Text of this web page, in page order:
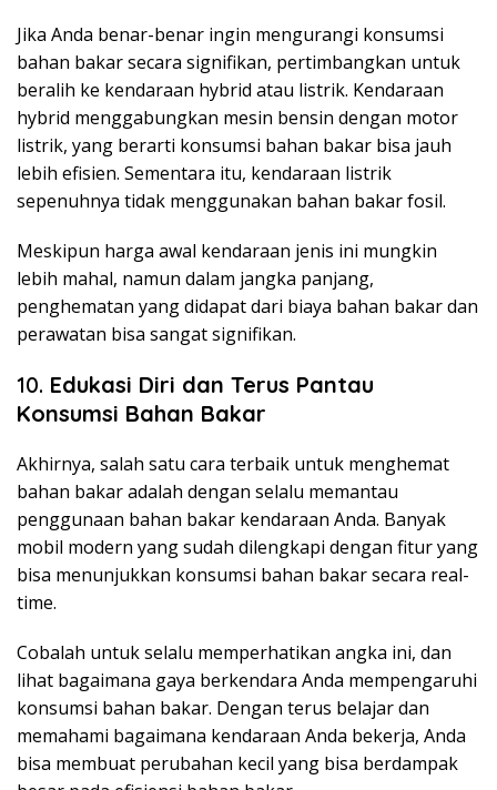
Jika Anda benar-benar ingin mengurangi konsumsi
bahan bakar secara signifikan, pertimbangkan untuk
beralih ke kendaraan hybrid atau listrik. Kendaraan
hybrid menggabungkan mesin bensin dengan motor
listrik, yang berarti konsumsi bahan bakar bisa jauh
lebih efisien. Sementara itu, kendaraan listrik
sepenuhnya tidak menggunakan bahan bakar fosil.
Meskipun harga awal kendaraan jenis ini mungkin
lebih mahal, namun dalam jangka panjang,
penghematan yang didapat dari biaya bahan bakar dan
perawatan bisa sangat signifikan.
10. Edukasi Diri dan Terus Pantau
Konsumsi Bahan Bakar
Akhirnya, salah satu cara terbaik untuk menghemat
bahan bakar adalah dengan selalu memantau
penggunaan bahan bakar kendaraan Anda. Banyak
mobil modern yang sudah dilengkapi dengan fitur yang
bisa menunjukkan konsumsi bahan bakar secara real-
time.
Cobalah untuk selalu memperhatikan angka ini, dan
lihat bagaimana gaya berkendara Anda mempengaruhi
konsumsi bahan bakar. Dengan terus belajar dan
memahami bagaimana kendaraan Anda bekerja, Anda
bisa membuat perubahan kecil yang bisa berdampak